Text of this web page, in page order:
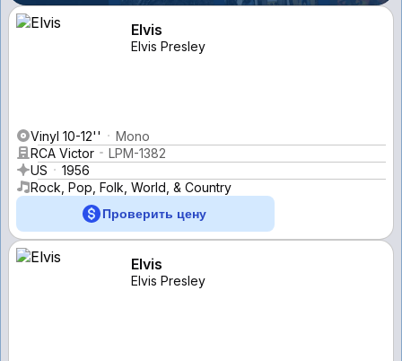
Elvis
Elvis Presley
Vinyl 10-12''
Mono
RCA Victor
LPM-1382
US
1956
Rock, Pop, Folk, World, & Country
Проверить цену
Elvis
Elvis Presley